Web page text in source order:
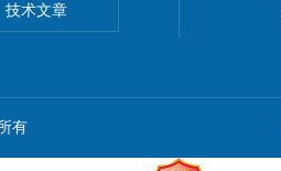
技术文章
有